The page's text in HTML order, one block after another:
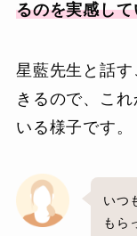
るのを実感し
星藍先生と話
きるので、こ
いる様子です。
いつ
もら